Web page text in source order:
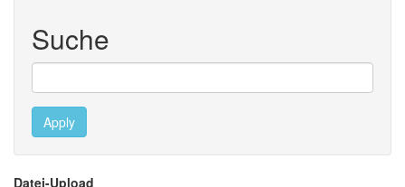
Suche
Apply
Datei-Upload